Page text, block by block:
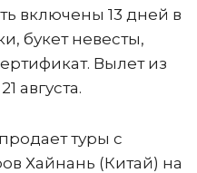
включены 13 дней в
букет невесты,
Вылет из
августа.
туры с
Хайнань (Китай) на